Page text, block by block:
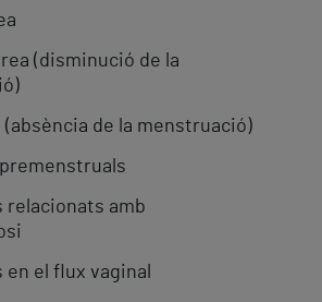
(disminució de la
de la menstruació)
relacionats amb
el flux vaginal